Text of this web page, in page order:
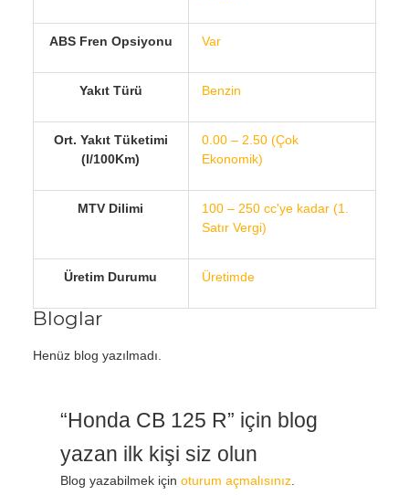
ABS Fren Opsiyonu Var
Yakıt Türü Benzin
Ort. Yakıt Tüketimi
(l/100Km)
0.00 – 2.50 (Çok
Ekonomik)
MTV Dilimi
100 – 250 cc'ye kadar (1.
Satır Vergi)
Üretim Durumu Üretimde
Bloglar
Henüz blog yazılmadı.
“Honda CB 125 R” için blog
yazan ilk kişi siz olun
Blog yazabilmek için oturum açmalısınız.